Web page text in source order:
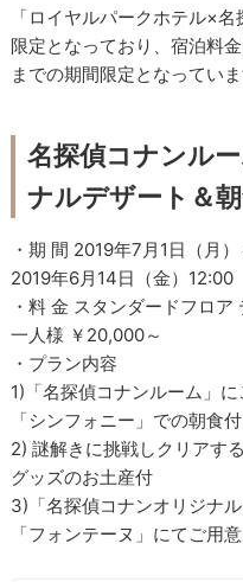
「ロイヤルパークホテル×
限定となっており、宿泊料
までの期間限定となっていま
名探偵コナンル
ナルデザート＆
・期 間 2019年7月1日（月
2019年6月14日（金）12:00
・料 金 スタンダードフロ
一人様 ￥20,000～
・プラン内容
1)「名探偵コナンルーム」
「シンフォニー」での朝食付
2) 謎解きに挑戦しクリアす
グッズのお土産付
3)「名探偵コナンオリジナ
「フォンテーヌ」にてご用意